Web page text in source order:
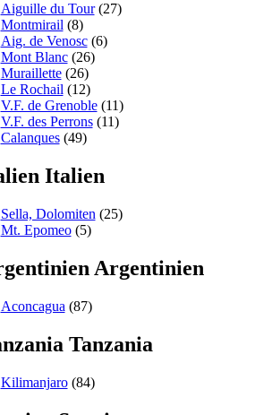
Aiguille du Tour(27)
Montmirail(8)
Aig. de Venosc(6)
Mont Blanc(26)
Muraillette(26)
Le Rochail(12)
V.F. de Grenoble(11)
V.F. des Perrons(11)
Calanques(49)
Italien
Sella, Dolomiten (25)
Mt. Epomeo(5)
Argentinien
Aconcagua (87)
Tanzania
Kilimanjaro(84)